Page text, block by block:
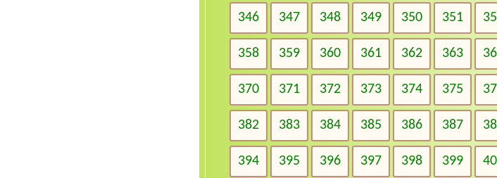
346 347 348 349 350 351
358 359 360 361 362 363
370 371 372 373 374 375
382 383 384 385 386 387
394 395 396 397 398 399